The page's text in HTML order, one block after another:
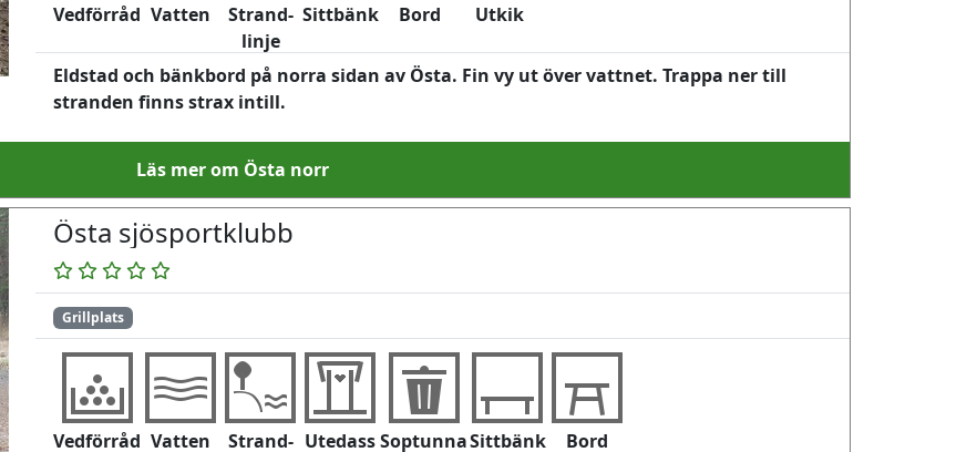
Vedförråd Vatten
Strand-
linje
Sittbänk Bord Utkik
Eldstad och bänkbord på norra sidan av Östa. Fin vy ut över vattnet. Trappa ner till
stranden finns strax intill.
Läs mer om Östa norr
Östa sjösportklubb
Grillplats
Vedförråd Vatten Strand- UtedassSoptunnaSittbänk Bord